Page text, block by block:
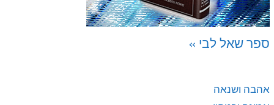
ספר שאל לבי »
אהבה ושנאה